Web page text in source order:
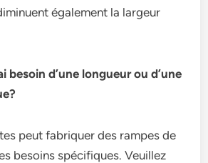
également la largeur
besoin d’une longueur ou d’une
peut fabriquer des rampes de
besoins spécifiques. Veuillez